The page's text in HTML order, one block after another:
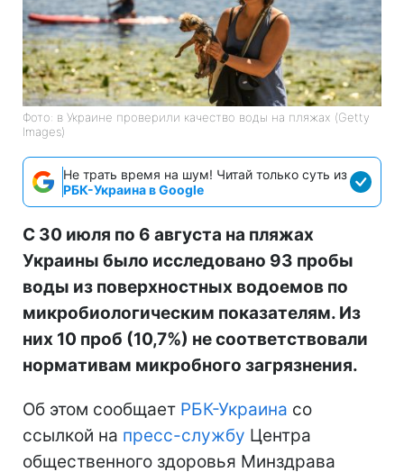
Фото: в Украине проверили качество воды на пляжах (Getty
Images)
Не трать время на шум! Читай только суть из
РБК-Украина в Google
С 30 июля по 6 августа на пляжах
Украины было исследовано 93 пробы
воды из поверхностных водоемов по
микробиологическим показателям. Из
них 10 проб (10,7%) не соответствовали
нормативам микробного загрязнения.
Об этом сообщает РБК-Украина со
ссылкой на пресс-службу Центра
общественного здоровья Минздрава